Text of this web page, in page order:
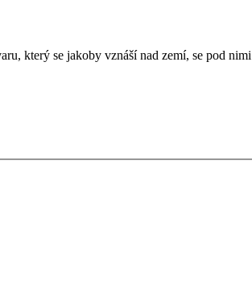
který se jakoby vznáší nad zemí, se pod nimi